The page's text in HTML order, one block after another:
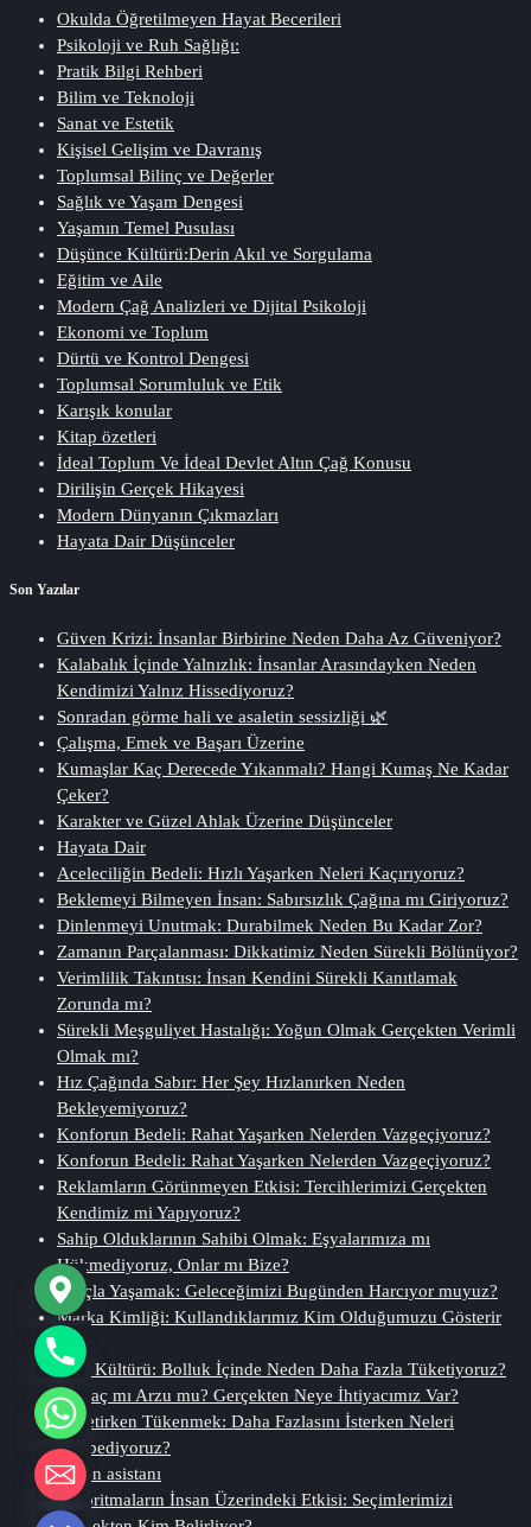
Okulda Öğretilmeyen Hayat Becerileri
Psikoloji ve Ruh Sağlığı:
Pratik Bilgi Rehberi
Bilim ve Teknoloji
Sanat ve Estetik
Kişisel Gelişim ve Davranış
Toplumsal Bilinç ve Değerler
Sağlık ve Yaşam Dengesi
Yaşamın Temel Pusulası
Düşünce Kültürü:Derin Akıl ve Sorgulama
Eğitim ve Aile
Modern Çağ Analizleri ve Dijital Psikoloji
Ekonomi ve Toplum
Dürtü ve Kontrol Dengesi
Toplumsal Sorumluluk ve Etik
Karışık konular
Kitap özetleri
İdeal Toplum Ve İdeal Devlet Altın Çağ Konusu
Dirilişin Gerçek Hikayesi
Modern Dünyanın Çıkmazları
Hayata Dair Düşünceler
Son Yazılar
Güven Krizi: İnsanlar Birbirine Neden Daha Az Güveniyor?
Kalabalık İçinde Yalnızlık: İnsanlar Arasındayken Neden
Kendimizi Yalnız Hissediyoruz?
Sonradan görme hali ve asaletin sessizliği 🌿
Çalışma, Emek ve Başarı Üzerine
Kumaşlar Kaç Derecede Yıkanmalı? Hangi Kumaş Ne Kadar
Çeker?
Karakter ve Güzel Ahlak Üzerine Düşünceler
Hayata Dair
Aceleciliğin Bedeli: Hızlı Yaşarken Neleri Kaçırıyoruz?
Beklemeyi Bilmeyen İnsan: Sabırsızlık Çağına mı Giriyoruz?
Dinlenmeyi Unutmak: Durabilmek Neden Bu Kadar Zor?
Zamanın Parçalanması: Dikkatimiz Neden Sürekli Bölünüyor?
Verimlilik Takıntısı: İnsan Kendini Sürekli Kanıtlamak
Zorunda mı?
Sürekli Meşguliyet Hastalığı: Yoğun Olmak Gerçekten Verimli
Olmak mı?
Hız Çağında Sabır: Her Şey Hızlanırken Neden
Bekleyemiyoruz?
Konforun Bedeli: Rahat Yaşarken Nelerden Vazgeçiyoruz?
Konforun Bedeli: Rahat Yaşarken Nelerden Vazgeçiyoruz?
Reklamların Görünmeyen Etkisi: Tercihlerimizi Gerçekten
Kendimiz mi Yapıyoruz?
Sahip Olduklarının Sahibi Olmak: Eşyalarımıza mı
Hükmediyoruz, Onlar mı Bize?
Borçla Yaşamak: Geleceğimizi Bugünden Harcıyor muyuz?
Marka Kimliği: Kullandıklarımız Kim Olduğumuzu Gösterir
mi?
İsraf Kültürü: Bolluk İçinde Neden Daha Fazla Tüketiyoruz?
İhtiyaç mı Arzu mu? Gerçekten Neye İhtiyacımız Var?
Tüketirken Tükenmek: Daha Fazlasını İsterken Neleri
Kaybediyoruz?
beden asistanı
Algoritmaların İnsan Üzerindeki Etkisi: Seçimlerimizi
Hide
chaty